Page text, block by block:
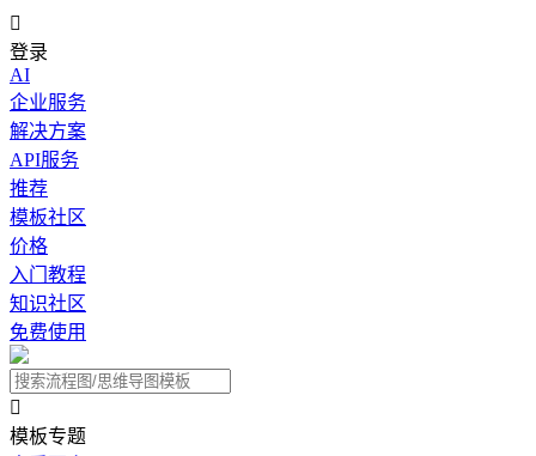

登录
AI
企业服务
解决方案
API服务
推荐
模板社区
价格
入门教程
知识社区
免费使用

模板专题